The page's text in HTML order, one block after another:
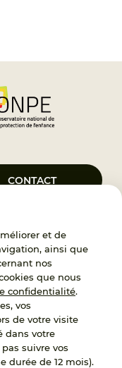
et de
ainsi que
nos
que nous
confidentialité.
vos
de votre visite
dans votre
suivre vos
durée de 12 mois).
CONTACT
Protégée, créé le 5
de service public du
traitement des
France Enfance
ressource pour
à l’élaboration de la
des conseils